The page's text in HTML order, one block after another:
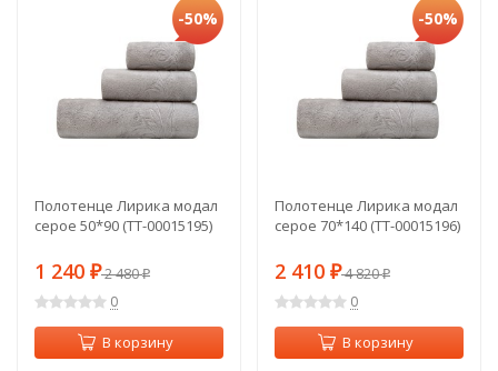
-50%
Полотенце Лирика модал
серое 50*90 (TT-00015195)
1 240 ₽2 480₽
0
В корзину
-50%
Полотенце Лирика модал
серое 70*140 (TT-00015196)
2 410 ₽4 820₽
0
В корзину